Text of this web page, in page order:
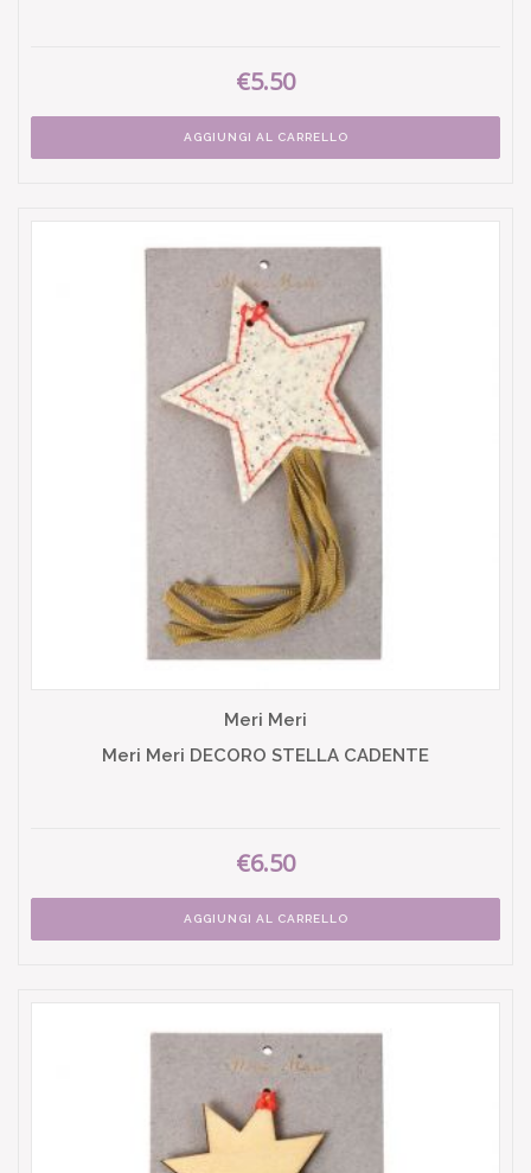
€5.50
AGGIUNGI AL CARRELLO
Meri Meri
Meri Meri DECORO STELLA CADENTE
€6.50
AGGIUNGI AL CARRELLO